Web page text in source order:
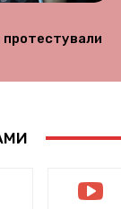
протестували